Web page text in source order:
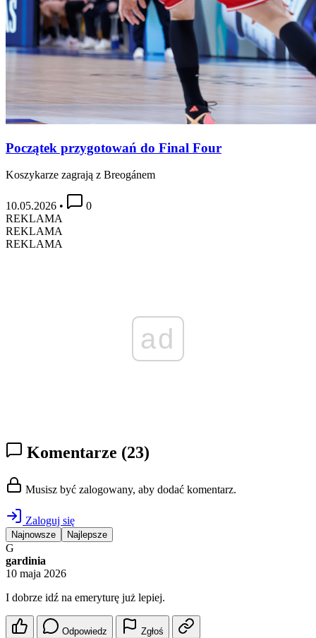
Początek przygotowań do Final Four
Koszykarze zagrają z Breogánem
10.05.2026 •
0
REKLAMA
REKLAMA
REKLAMA
ad
Komentarze (23)
Musisz być zalogowany, aby dodać komentarz.
Zaloguj się
Najnowsze Najlepsze
G
gardinia
10 maja 2026
I dobrze idź na emeryturę już lepiej.
Odpowiedz Zgłoś